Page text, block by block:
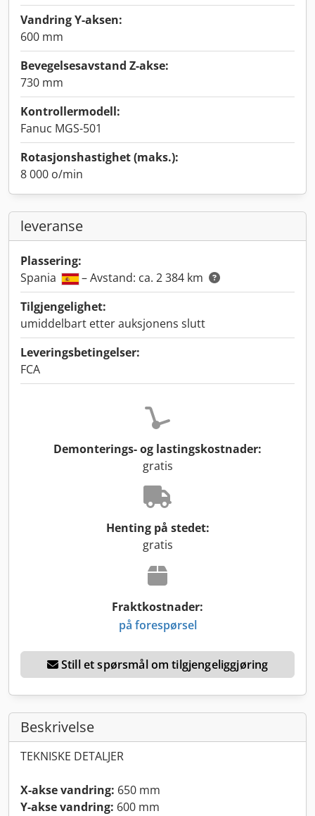
Vandring Y-aksen:
600 mm
Bevegelsesavstand Z-akse:
730 mm
Kontrollermodell:
Fanuc MGS-501
Rotasjonshastighet (maks.):
8 000 o/min
leveranse
Plassering:
Spania
– Avstand: ca. 2 384 km
Tilgjengelighet:
umiddelbart etter auksjonens slutt
Leveringsbetingelser:
FCA
Demonterings- og lastingskostnader:
gratis
Henting på stedet:
gratis
Fraktkostnader:
på forespørsel
Still et spørsmål om tilgjengeliggjøring
Beskrivelse
TEKNISKE DETALJER
X-akse vandring: 650 mm
Y-akse vandring: 600 mm